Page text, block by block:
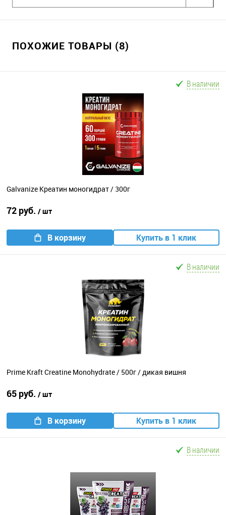
ПОХОЖИЕ ТОВАРЫ (8)
В наличии
Galvanize Креатин моногидрат / 300г
72 руб. / шт
В корзину Купить в 1 клик
В наличии
Prime Kraft Creatine Monohydrate / 500г / дикая вишня
65 руб. / шт
В корзину Купить в 1 клик
В наличии